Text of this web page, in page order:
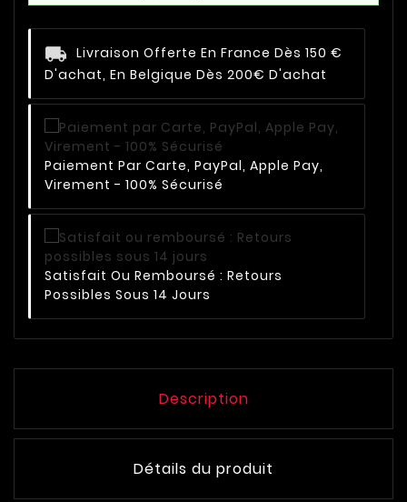
Livraison Offerte En France Dès 150 €
D'achat, En Belgique Dès 200€ D'achat
Paiement Par Carte, PayPal, Apple Pay,
Virement - 100% Sécurisé
Satisfait Ou Remboursé : Retours
Possibles Sous 14 Jours
Description
Détails du produit